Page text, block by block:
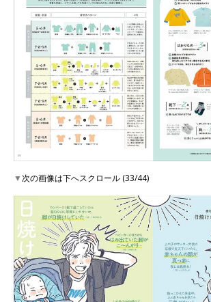
▼次の画像は下へスクロール (33/44)